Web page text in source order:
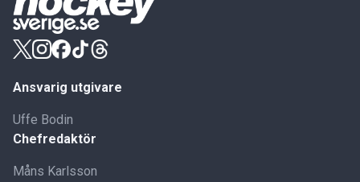
Ansvarig utgivare
Uffe Bodin
Chefredaktör
Måns Karlsson